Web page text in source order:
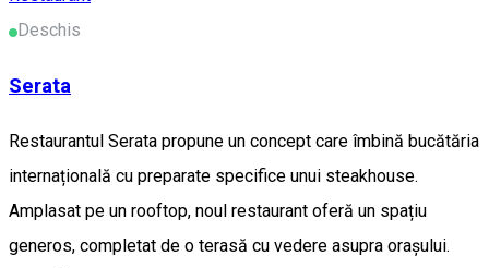
Deschis
Serata
Restaurantul Serata propune un concept care îmbină bucătăria
internațională cu preparate specifice unui steakhouse.
Amplasat pe un rooftop, noul restaurant oferă un spațiu
generos, completat de o terasă cu vedere asupra orașului.